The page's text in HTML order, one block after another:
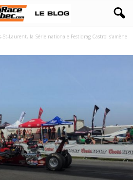
St-Laurent, la Série nationale Festidrag Castrol s'amène